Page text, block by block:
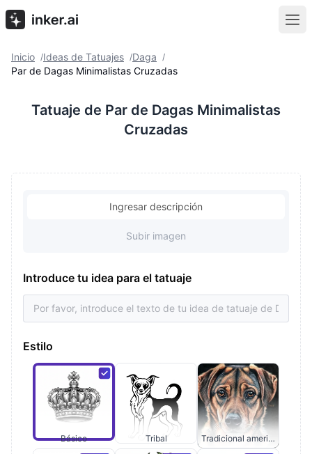
Inicio /Ideas de Tatuajes /Daga /
Par de Dagas Minimalistas Cruzadas
Tatuaje de Par de Dagas Minimalistas
Cruzadas
Ingresar descripción
Subir imagen
Introduce tu idea para el tatuaje
Estilo
Básico Tribal Tradicional americano